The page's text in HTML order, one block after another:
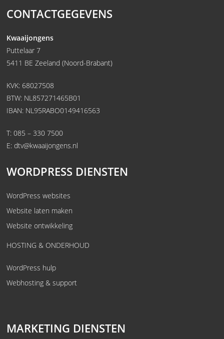
CONTACTGEGEVENS
Kwaaijongens
Puttelaar 7
5411 BE Zeeland (Noord-Brabant)
KVK: 68027508
BTW: NL857271465B01
IBAN: NL95RABO0149416563
T:085 – 330 7500
E:dtv@kwaaijongens.nl
WORDPRESS DIENSTEN
WordPress websites
Website laten maken
Website ontwikkeling
HOSTING & ONDERHOUD
WordPress hulp
Webhosting & support
MARKETING DIENSTEN